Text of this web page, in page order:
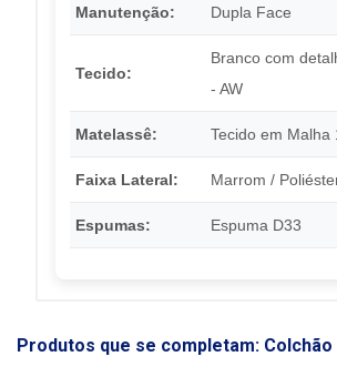
Manutenção: Dupla Face
Tecido:
Branco com
- AW
Matelassê: Tecido em Malha
Faixa Lateral: Marrom /
Espumas: Espuma D33
Produtos que se completam: Colchão